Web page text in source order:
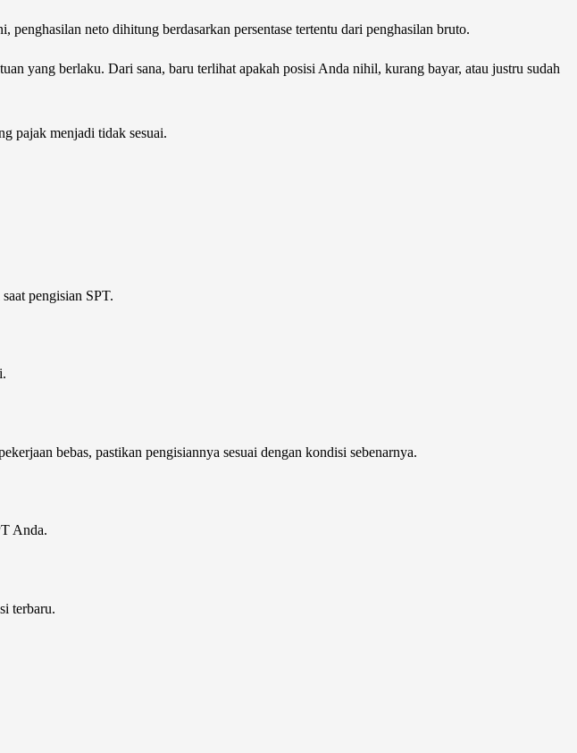
neto dihitung berdasarkan persentase tertentu dari penghasilan bruto.
yang berlaku. Dari sana, baru terlihat apakah posisi Anda nihil, kurang bayar, atau justru sudah
pajak menjadi tidak sesuai.
pengisian SPT.
bebas, pastikan pengisiannya sesuai dengan kondisi sebenarnya.
Anda.
terbaru.